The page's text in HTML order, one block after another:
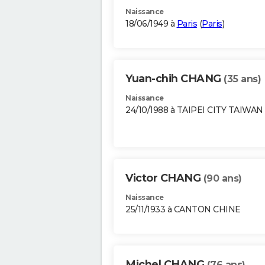
Naissance
18/06/1949 à Paris (Paris)
Yuan-chih CHANG (35 ans)
Naissance
24/10/1988 à TAIPEI CITY TAIWAN
Victor CHANG (90 ans)
Naissance
25/11/1933 à CANTON CHINE